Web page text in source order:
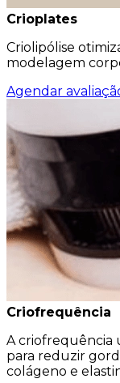
Crioplates
Criolipólise
modelagem
Agendar
Criofrequência
A criofrequência
para reduzir
colágeno e